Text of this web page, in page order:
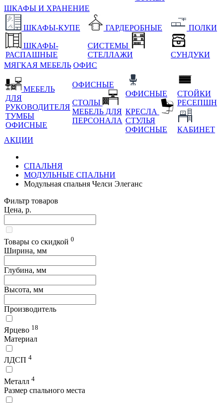
ШКАФЫ И ХРАНЕНИЕ
ШКАФЫ-КУПЕ
ШКАФЫ-
РАСПАШНЫЕ
ГАРДЕРОБНЫЕ
СИСТЕМЫ
СТЕЛЛАЖИ
ПОЛКИ
СУНДУКИ
МЯГКАЯ МЕБЕЛЬ ОФИС
МЕБЕЛЬ
ДЛЯ
РУКОВОДИТЕЛЯ
ТУМБЫ
ОФИСНЫЕ
ОФИСНЫЕ
СТОЛЫ
МЕБЕЛЬ ДЛЯ
ПЕРСОНАЛА
ОФИСНЫЕ
КРЕСЛА
СТУЛЬЯ
ОФИСНЫЕ
СТОЙКИ
РЕСЕПШН
КАБИНЕТ
АКЦИИ
СПАЛЬНЯ
МОДУЛЬНЫЕ СПАЛЬНИ
Модульная спальня Челси Элеганс
Фильтр товаров
Цена, р.
Товары со скидкой 0
Ширина, мм
Глубина, мм
Высота, мм
Производитель
Ярцево 18
Материал
ЛДСП 4
Металл 4
Размер спального места